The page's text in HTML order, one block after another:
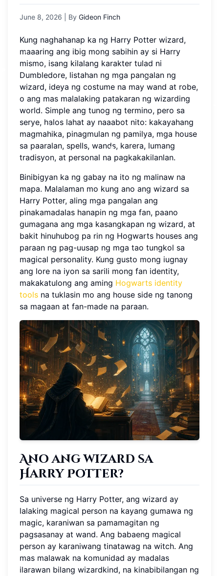
June 8, 2026 | By Gideon Finch
Kung naghahanap ka ng Harry Potter wizard,
maaaring ang ibig mong sabihin ay si Harry
mismo, isang kilalang karakter tulad ni
Dumbledore, listahan ng mga pangalan ng
wizard, ideya ng costume na may wand at robe,
o ang mas malalaking patakaran ng wizarding
world. Simple ang tunog ng termino, pero sa
serye, halos lahat ay naaabot nito: kakayahang
magmahika, pinagmulan ng pamilya, mga house
sa paaralan, spells, wands, karera, lumang
tradisyon, at personal na pagkakakilanlan.
Binibigyan ka ng gabay na ito ng malinaw na
mapa. Malalaman mo kung ano ang wizard sa
Harry Potter, aling mga pangalan ang
pinakamadalas hanapin ng mga fan, paano
gumagana ang mga kasangkapan ng wizard, at
bakit hinuhubog pa rin ng Hogwarts houses ang
paraan ng pag-uusap ng mga tao tungkol sa
magical personality. Kung gusto mong iugnay
ang lore na iyon sa sarili mong fan identity,
makakatulong ang aming Hogwarts identity
tools na tuklasin mo ang house side ng tanong
sa magaan at fan-made na paraan.
Ano ang wizard sa
Harry Potter?
Sa universe ng Harry Potter, ang wizard ay
lalaking magical person na kayang gumawa ng
magic, karaniwan sa pamamagitan ng
pagsasanay at wand. Ang babaeng magical
person ay karaniwang tinatawag na witch. Ang
mas malawak na komunidad ay madalas
ilarawan bilang wizardkind, na kinabibilangan ng